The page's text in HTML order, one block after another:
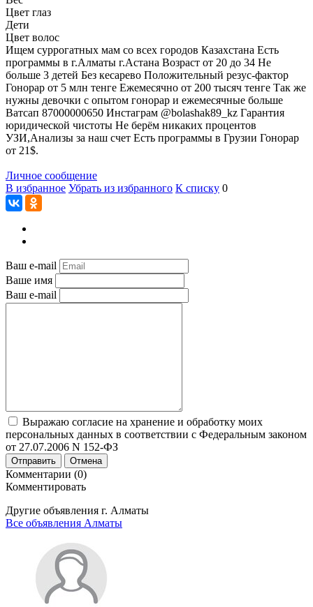
Цвет глаз
Дети
Цвет волос
Ищем суррогатных мам со всех городов Казахстана Есть
программы в г.Алматы г.Астана Возраст от 20 до 34 Не
больше 3 детей Без кесарево Положительный резус-фактор
Гонорар от 5 млн тенге Ежемесячно от 200 тысяч тенге Так же
нужны девочки с опытом гонорар и ежемесячные больше
Ватсап 87000000650 Инстаграм @bolashak89_kz Гарантия
юридической чистоты Не берём никаких процентов
УЗИ,Анализы за наш счет Есть программы в Грузии Гонорар
от 21$.
Личное сообщение
В избранное Убрать из избранного К списку 0
Ваш e-mail
Ваше имя
Ваш e-mail
Выражаю согласие на хранение и обработку моих
персональных данных в соответствии с Федеральным законом
от 27.07.2006 N 152-ФЗ
Отправить Отмена
Комментарии (0)
Комментировать
Другие объявления г. Алматы
Все объявления Алматы